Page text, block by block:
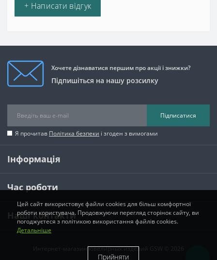
+ Написати відгук
Хочете дізнаватися першим про акції і знижки?
Підпишіться на нашу розсилку
Підписатися
Я прочитав Політика безпеки і згоден з вимогами
Інформація
Час роботи
Наші контакти
Интернет-магазин ювелирных изделий GSW © 2026
Цей сайт використовує файли cookies для більш комфортної
роботи користувача. Продовжуючи перегляд сторінок сайту, ви
погоджуєтеся з політикою використання файлів cookies.
Детальніше
Прийняти